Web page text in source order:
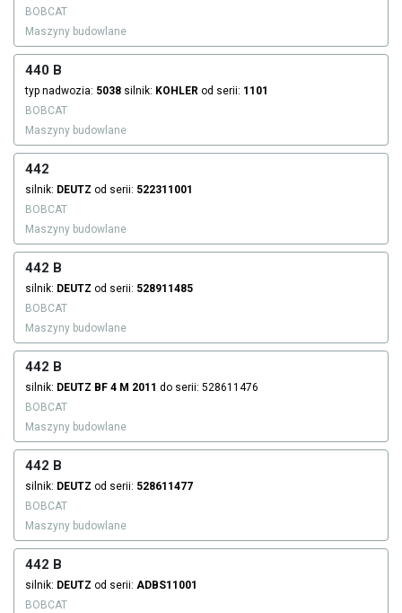
BOBCAT
Maszyny budowlane
440 B
typ nadwozia: 5038 silnik: KOHLER od serii: 1101
BOBCAT
Maszyny budowlane
442
silnik: DEUTZ od serii: 522311001
BOBCAT
Maszyny budowlane
442 B
silnik: DEUTZ od serii: 528911485
BOBCAT
Maszyny budowlane
442 B
silnik: DEUTZ BF 4 M 2011 do serii: 528611476
BOBCAT
Maszyny budowlane
442 B
silnik: DEUTZ od serii: 528611477
BOBCAT
Maszyny budowlane
442 B
silnik: DEUTZ od serii: ADBS11001
BOBCAT